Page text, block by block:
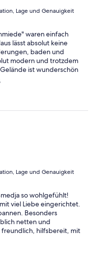
Lage und Genauigkeit
waren einfach
lässt absolut keine
baden und
modern und trotzdem
ist wunderschön
sucht
herzlich, offen,
die Produkte
wieder! Vielleicht
für die tolle Zeit!
Lage und Genauigkeit
so wohlgefühlt!
viel Liebe eingerichtet.
Besonders
netten und
hilfsbereit, mit
und leckerem Obst